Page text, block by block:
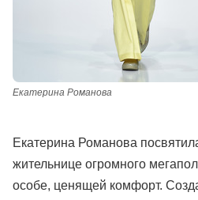
Екатерина Романова
Екатерина Романова
жительнице огромного
особе, ценящей комфорт.